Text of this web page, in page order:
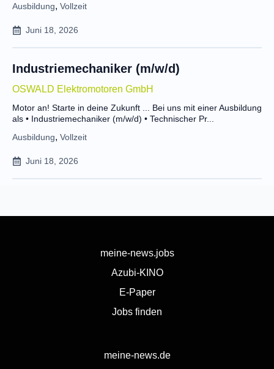
Ausbildung, Vollzeit
Juni 18, 2026
Industriemechaniker (m/w/d)
OSWALD Elektromotoren GmbH
Ausbildung, Vollzeit
Motor an! Starte in deine Zukunft ... Bei uns mit einer Ausbildung
als • Industriemechaniker (m/w/d) • Technischer Pr...
Juni 18, 2026
meine-news.jobs
Azubi-KINO
E-Paper
Jobs finden
meine-news.de